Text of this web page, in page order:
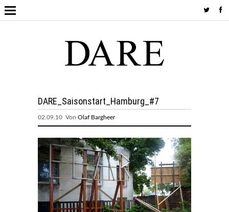
DARE_Saisonstart_Hamburg_#7
02.09.10 Von Olaf Bargheer